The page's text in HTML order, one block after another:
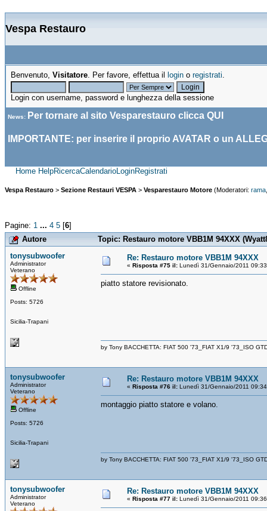
Vespa Restauro
Benvenuto, Visitatore. Per favore, effettua il login o registrati.
Login con username, password e lunghezza della sessione
News: Per tornare al sito Vesparestauro clicca QUI
IMPORTANTE: per inserire il proprio AVATAR o un
Home HelpRicercaCalendarioLoginRegistrati
Vespa Restauro > Sezione Restauri VESPA > Vesparestauro Motore (Moderatori: rama
Pagine: 1 ... 4 5 [6]
Autore
Topic: Restauro motore VBB1M 94XXX
tonysubwoofer
Administrator
Veterano
Offline
Posts: 5726
Sicilia-Trapani
Re: Restauro motore VBB1M 94XXX
« Risposta #75 il: Lunedì 31/Gennaio/2011
piatto statore revisionato.
by Tony BACCHETTA: FIAT 500 '73_FIAT X1/9 '73_ISO
tonysubwoofer
Administrator
Veterano
Offline
Posts: 5726
Sicilia-Trapani
Re: Restauro motore VBB1M 94XXX
« Risposta #76 il: Lunedì 31/Gennaio/2011
montaggio piatto statore e volano.
by Tony BACCHETTA: FIAT 500 '73_FIAT X1/9 '73_ISO
tonysubwoofer
Administrator
Veterano
Re: Restauro motore VBB1M 94XXX
« Risposta #77 il: Lunedì 31/Gennaio/2011